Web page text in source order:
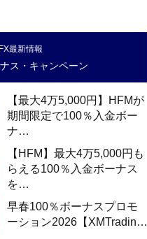
最新情報
ス・キャンペーン
【最大4万5,000円】HFMが
期間限定で100％入金ボー
ナ…
【HFM】最大4万5,000円も
らえる100％入金ボーナス
を…
早春100％ボーナスプロモ
ーション2026【XMTradin…